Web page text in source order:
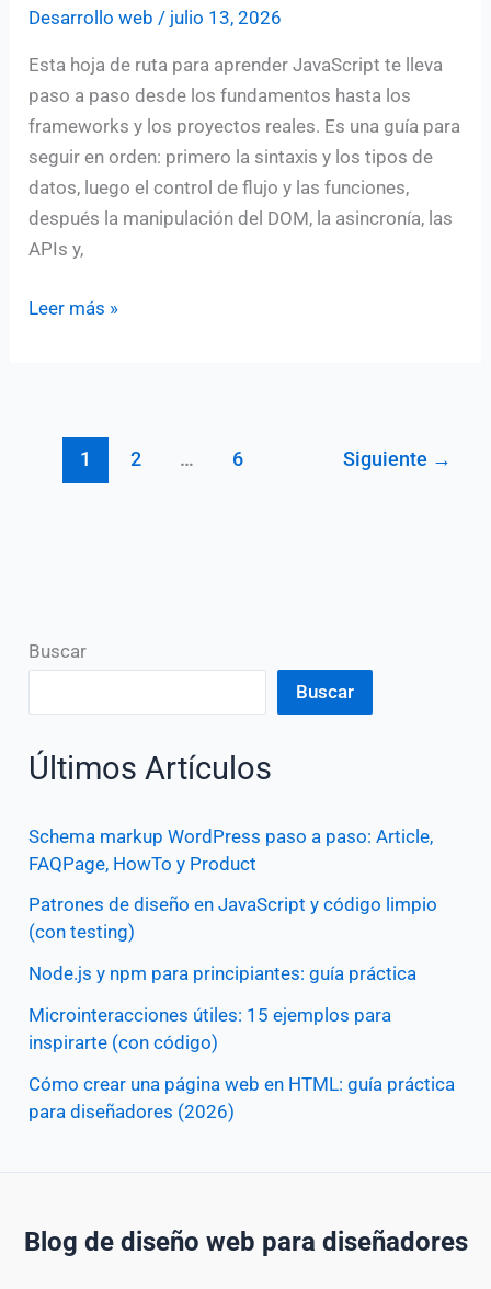
Desarrollo web / julio 13, 2026
Esta hoja de ruta para aprender JavaScript te lleva
paso a paso desde los fundamentos hasta los
frameworks y los proyectos reales. Es una guía para
seguir en orden: primero la sintaxis y los tipos de
datos, luego el control de flujo y las funciones,
después la manipulación del DOM, la asincronía, las
APIs y,
Hoja
Javascript
Leer más »
1 2 … 6 Siguiente →
Buscar
Buscar
Últimos Artículos
Schema markup WordPress paso a paso: Article,
FAQPage, HowTo y Product
Patrones de diseño en JavaScript y código limpio
(con testing)
Node.js y npm para principiantes: guía práctica
Microinteracciones útiles: 15 ejemplos para
inspirarte (con código)
Cómo crear una página web en HTML: guía práctica
para diseñadores (2026)
Blog de diseño web para diseñadores